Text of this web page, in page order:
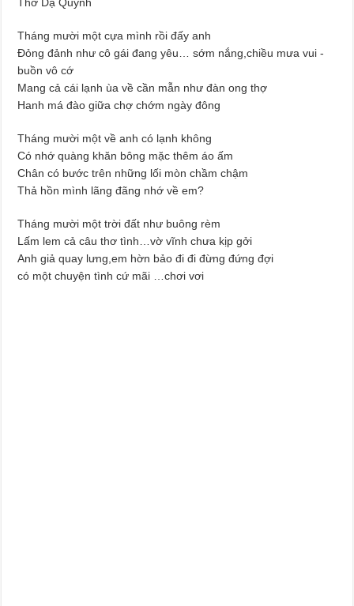
Dịch Vụ Sửa Chữa Ô Tô Tại Nhà Phường Hòa Hưng
Tháng mười một cựa mình rồi đấy anh
Đỏng đảnh như cô gái đang yêu… sớm nắng,chiều mưa vui -
buồn vô cớ
Mang cả cái lạnh ùa về cần mẫn như đàn ong thợ
Hanh má đào giữa chợ chớm ngày đông
Tháng mười một về anh có lạnh không
Có nhớ quàng khăn bông mặc thêm áo ấm
Chân có bước trên những lối mòn chầm chậm
Thả hồn mình lãng đãng nhớ về em?
Tháng mười một trời đất như buông rèm
Lấm lem cả câu thơ tình…vờ vĩnh chưa kịp gởi
Anh giả quay lưng,em hờn bảo đi đi đừng đứng đợi
có một chuyện tình cứ mãi …chơi vơi